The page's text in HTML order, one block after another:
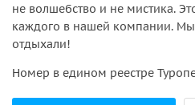
не волшебство и не мистика.
каждого в нашей компании.
отдыхали!
Номер в едином реестре